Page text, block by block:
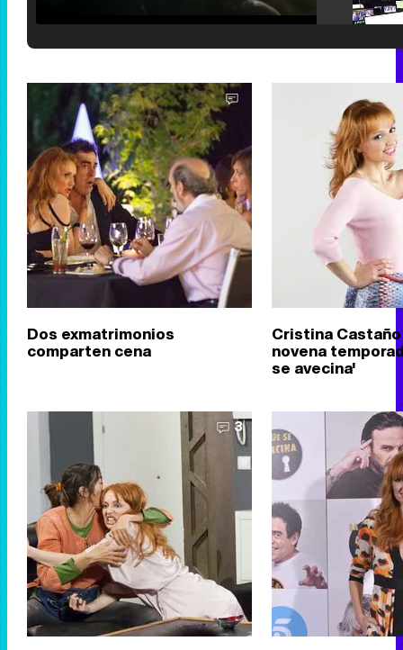
Dos exmatrimonios
comparten cena
Cristina Castaño
novena
se avecina'
3